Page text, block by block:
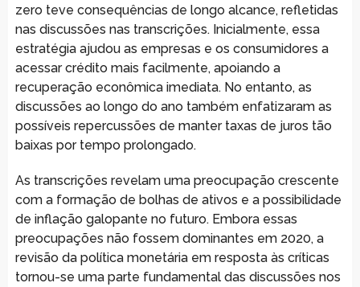
zero teve consequências de longo alcance, refletidas
nas discussões nas transcrições. Inicialmente, essa
estratégia ajudou as empresas e os consumidores a
acessar crédito mais facilmente, apoiando a
recuperação econômica imediata. No entanto, as
discussões ao longo do ano também enfatizaram as
possíveis repercussões de manter taxas de juros tão
baixas por tempo prolongado.
As transcrições revelam uma preocupação crescente
com a formação de bolhas de ativos e a possibilidade
de inflação galopante no futuro. Embora essas
preocupações não fossem dominantes em 2020, a
revisão da política monetária em resposta às críticas
tornou-se uma parte fundamental das discussões nos